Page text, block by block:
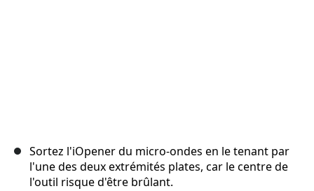
Sortez l'iOpener du micro-ondes en le tenant par
l'une des deux extrémités plates, car le centre de
l'outil risque d'être brûlant.